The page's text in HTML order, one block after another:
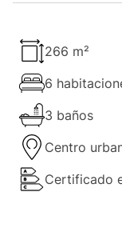
266 m²
6
3 baños
Centro
Certificado